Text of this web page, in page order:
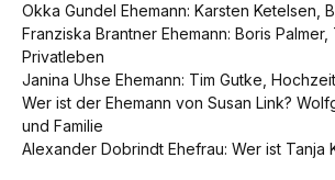
Okka Gundel Ehemann: Karsten Ketelsen,
Franziska Brantner Ehemann: Boris
Privatleben
Janina Uhse Ehemann: Tim Gutke,
Wer ist der Ehemann von Susan Link?
und Familie
Alexander Dobrindt Ehefrau: Wer ist Tanja